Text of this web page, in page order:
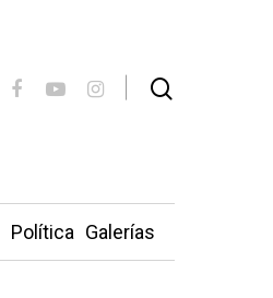
Política Galerías